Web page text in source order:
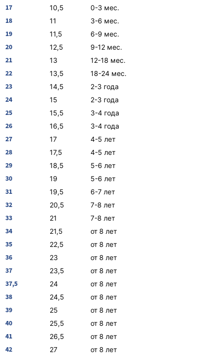
17 10,5 0-3 мес.
18 11 3-6 мес.
19 11,5 6-9 мес.
20 12,5 9-12 мес.
21 13 12-18 мес.
22 13,5 18-24 мес.
23 14,5 2-3 года
24 15 2-3 года
25 15,5 3-4 года
26 16,5 3-4 года
27 17 4-5 лет
28 17,5 4-5 лет
29 18,5 5-6 лет
30 19 5-6 лет
31 19,5 6-7 лет
32 20,5 7-8 лет
33 21 7-8 лет
34 21,5 от 8 лет
35 22,5 от 8 лет
36 23 от 8 лет
37 23,5 от 8 лет
37,5 24 от 8 лет
38 24,5 от 8 лет
39 25 от 8 лет
40 25,5 от 8 лет
41 26,5 от 8 лет
42 27 от 8 лет